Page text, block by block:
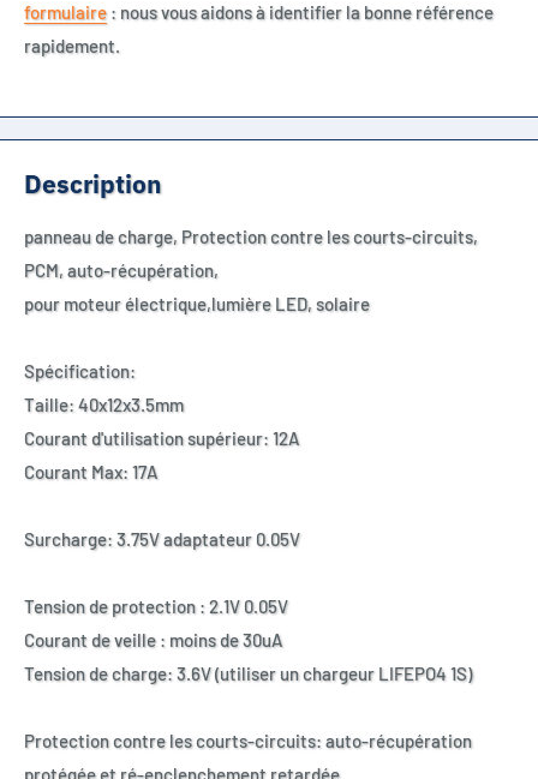
formulaire : nous vous aidons à identifier la bonne référence
rapidement.
Description
panneau de charge, Protection contre les courts-circuits,
PCM, auto-récupération,
pour moteur électrique,lumière LED, solaire
Spécification:
Taille: 40x12x3.5mm
Courant d'utilisation supérieur: 12A
Courant Max: 17A
Surcharge: 3.75V adaptateur 0.05V
Tension de protection : 2.1V 0.05V
Courant de veille : moins de 30uA
Tension de charge: 3.6V (utiliser un chargeur LIFEPO4 1S)
Protection contre les courts-circuits: auto-récupération